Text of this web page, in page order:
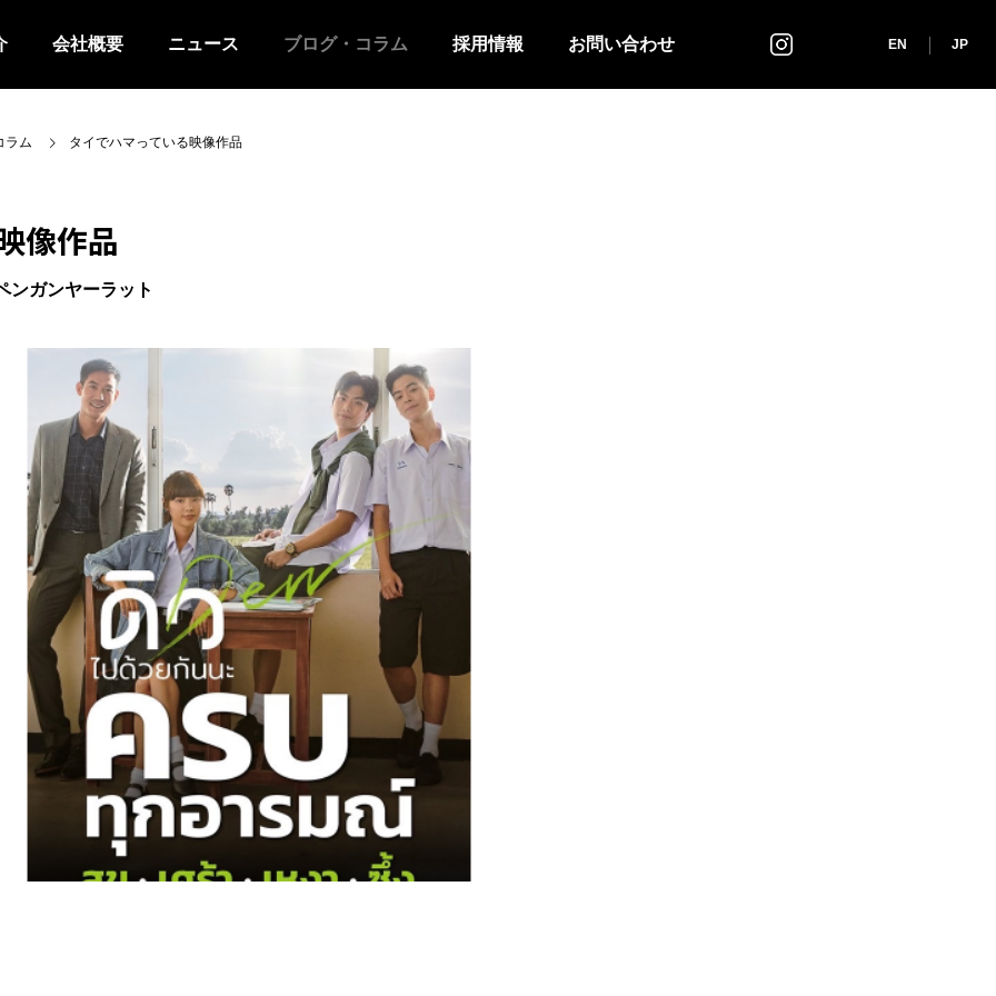
会社概要 ニュース ブログ・コラム 採用情報 お問い合わせ インスタグラム EN JP
ラム タイでハマっている映像作品
像作品
ンガンヤーラット